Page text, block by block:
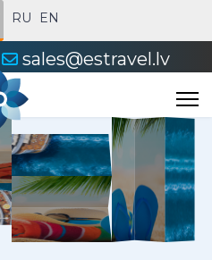
RU EN
sales@estravel.lv